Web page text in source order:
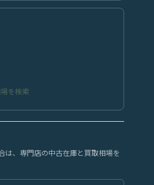
を検索
は、専門店の中古在庫と買取相場を